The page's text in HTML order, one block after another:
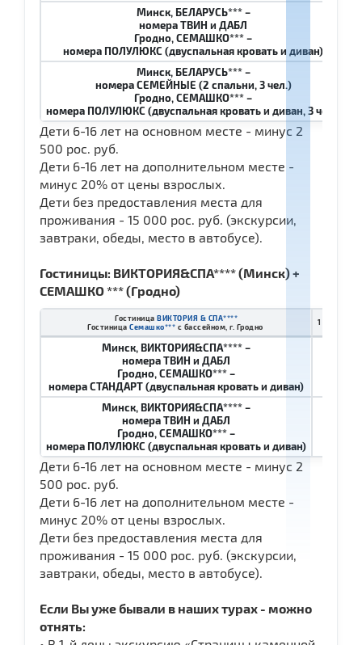
Минск, БЕЛАРУСЬ*** –
номера ТВИН и ДАБЛ
Гродно, СЕМАШКО*** –
номера ПОЛУЛЮКС (двуспальная кровать и диван)
Минск, БЕЛАРУСЬ*** –
номера СЕМЕЙНЫЕ (2 спальни, 3 чел.)
Гродно, СЕМАШКО*** –
номера ПОЛУЛЮКС (двуспальная кровать и диван, 3 чел.)
Дети 6-16 лет на основном месте - минус 2
500 рос. руб.
Дети 6-16 лет на дополнительном месте -
минус 20% от цены взрослых.
Дети без предоставления места для
проживания - 15 000 рос. руб. (экскурсии,
завтраки, обеды, место в автобусе).
Гостиницы: ВИКТОРИЯ&СПА**** (Минск) +
СЕМАШКО *** (Гродно)
Гостиница ВИКТОРИЯ & СПА****
Гостиница Семашко*** с бассейном, г. Гродно
1 чел. в 2-
Минск, ВИКТОРИЯ&СПА**** –
номера ТВИН и ДАБЛ
Гродно, СЕМАШКО*** –
номера СТАНДАРТ (двуспальная кровать и диван)
Минск, ВИКТОРИЯ&СПА**** –
номера ТВИН и ДАБЛ
Гродно, СЕМАШКО*** –
номера ПОЛУЛЮКС (двуспальная кровать и диван)
Дети 6-16 лет на основном месте - минус 2
500 рос. руб.
Дети 6-16 лет на дополнительном месте -
минус 20% от цены взрослых.
Дети без предоставления места для
проживания - 15 000 рос. руб. (экскурсии,
завтраки, обеды, место в автобусе).
Если Вы уже бывали в наших турах - можно
отнять: